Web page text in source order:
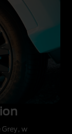
Grey, w